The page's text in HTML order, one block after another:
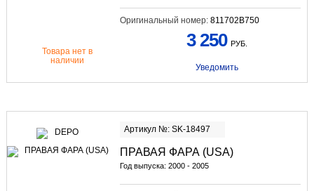
Оригинальный номер: 811702B750
Товара нет в
наличии
3 250 РУБ.
Уведомить
Артикул №: SK-18497
ПРАВАЯ ФАРА (USA)
Год выпуска: 2000 - 2005